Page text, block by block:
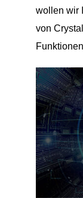
wollen wir
von